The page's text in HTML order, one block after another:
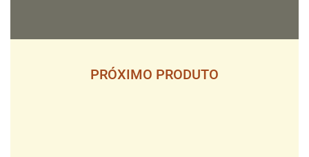
PRÓXIMO PRODUTO